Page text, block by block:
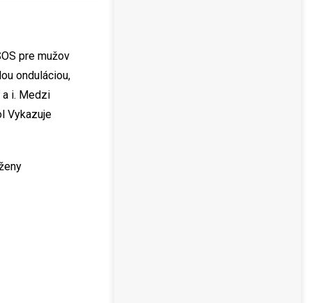
pre mužov
onduláciou,
a i. Medzi
Vykazuje